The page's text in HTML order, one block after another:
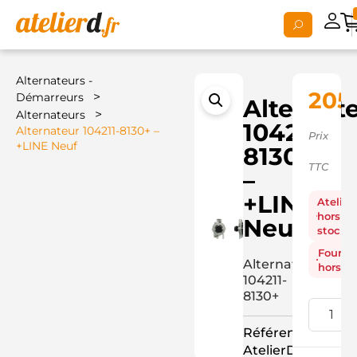
Alternateurs -
Démarreurs
>
Alternateurs >
Alternateur 104211-8130+ –
+LINE Neuf
104211-
8130+
–
+LINE
Neuf
Alternateur
104211-
8130+
Référence
AtelierD
Prix
TTC
Atelier
hors
stock
hors